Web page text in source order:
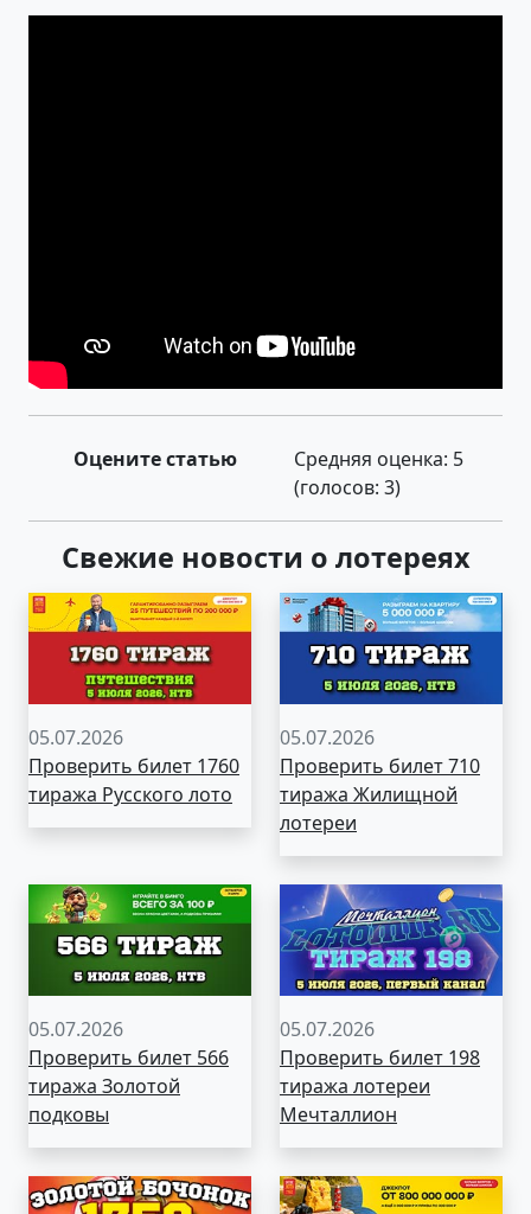
Оцените статью Средняя оценка: 5
(голосов: 3)
Свежие новости о лотереях
05.07.2026
Проверить билет 1760
тиража Русского лото
05.07.2026
Проверить билет 710
тиража Жилищной
лотереи
05.07.2026
Проверить билет 566
тиража Золотой
подковы
05.07.2026
Проверить билет 198
тиража лотереи
Мечталлион